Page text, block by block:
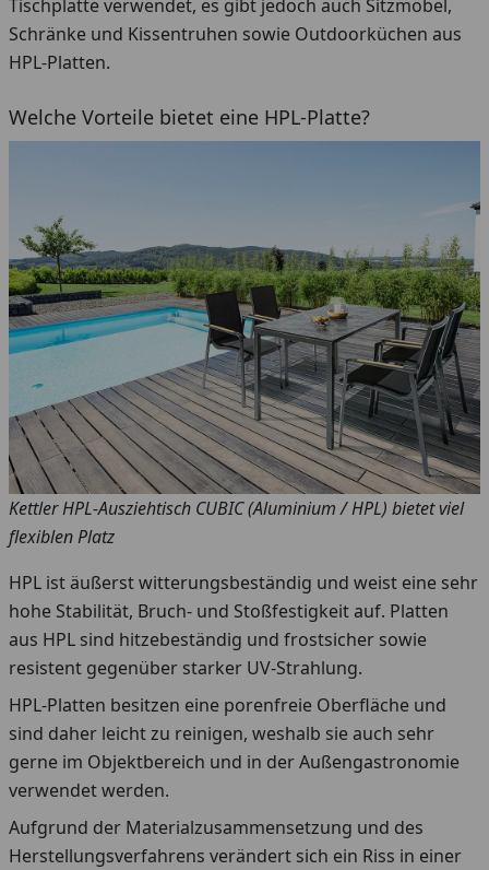
Tischplatte verwendet, es gibt jedoch auch Sitzmöbel,
Schränke und Kissentruhen sowie Outdoorküchen aus
HPL-Platten.
Welche Vorteile bietet eine HPL-Platte?
Kettler HPL-Ausziehtisch CUBIC (Aluminium / HPL) bietet viel
flexiblen Platz
HPL ist äußerst witterungsbeständig und weist eine sehr
hohe Stabilität, Bruch- und Stoßfestigkeit auf. Platten
aus HPL sind hitzebeständig und frostsicher sowie
resistent gegenüber starker UV-Strahlung.
HPL-Platten besitzen eine porenfreie Oberfläche und
sind daher leicht zu reinigen, weshalb sie auch sehr
gerne im Objektbereich und in der Außengastronomie
verwendet werden.
Aufgrund der Materialzusammensetzung und des
Herstellungsverfahrens verändert sich ein Riss in einer